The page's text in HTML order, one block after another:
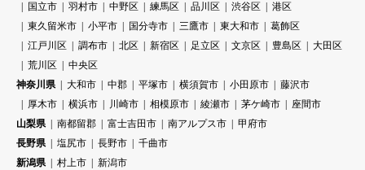
国立市
羽村市 中野区 練馬区 品川区 渋谷区
港区
東久留米市
小平市 国分寺市 三鷹市 東大和市
葛飾区
江戸川区
調布市 北区 新宿区 足立区 文京区 豊島区
大田区
荒川区
中央区
神奈川県
大和市 中郡 平塚市 横須賀市 小田原市
藤沢市
厚木市
横浜市 川崎市 相模原市 綾瀬市 茅ケ崎市
座間市
山梨県
南都留郡 富士吉田市 南アルプス市
甲府市
長野県
塩尻市 長野市
千曲市
新潟県
村上市
新潟市